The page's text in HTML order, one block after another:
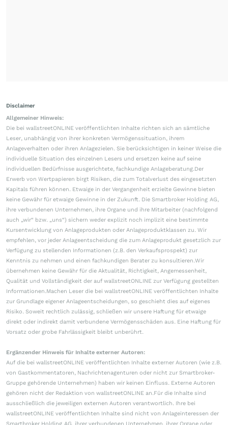
Disclaimer
Allgemeiner Hinweis:
Die bei wallstreetONLINE veröffentlichten Inhalte richten sich an sämtliche
Leser, unabhängig von ihrer konkreten Vermögenssituation, ihrem
Anlageverhalten oder ihren Anlagezielen. Sie berücksichtigen in keiner Weise die
individuelle Situation des einzelnen Lesers und ersetzen keine auf seine
individuellen Bedürfnisse ausgerichtete, fachkundige Anlageberatung.Der
Erwerb von Wertpapieren birgt Risiken, die zum Totalverlust des eingesetzten
Kapitals führen können. Etwaige in der Vergangenheit erzielte Gewinne bieten
keine Gewähr für etwaige Gewinne in der Zukunft. Die Smartbroker Holding AG,
ihre verbundenen Unternehmen, ihre Organe und ihre Mitarbeiter (nachfolgend
auch „wir“ bzw. „uns“) sichern weder explizit noch implizit eine bestimmte
Kursentwicklung von Anlageprodukten oder Anlageproduktklassen zu. Wir
empfehlen, vor jeder Anlageentscheidung die zum Anlageprodukt gesetzlich zur
Verfügung zu stellenden Informationen (z.B. den Verkaufsprospekt) zur
Kenntnis zu nehmen und einen fachkundigen Berater zu konsultieren.Wir
übernehmen keine Gewähr für die Aktualität, Richtigkeit, Angemessenheit,
Qualität und Vollständigkeit der auf wallstreetONLINE zur Verfügung gestellten
Informationen.Machen Leser die bei wallstreetONLINE veröffentlichten Inhalte
zur Grundlage eigener Anlageentscheidungen, so geschieht dies auf eigenes
Risiko. Soweit rechtlich zulässig, schließen wir unsere Haftung für etwaige
direkt oder indirekt damit verbundene Vermögensschäden aus. Eine Haftung für
Vorsatz oder grobe Fahrlässigkeit bleibt unberührt.
Ergänzender Hinweis für Inhalte externer Autoren:
Auf die bei wallstreetONLINE veröffentlichten Inhalte externer Autoren (wie z.B.
von Gastkommentatoren, Nachrichtenagenturen oder nicht zur Smartbroker-
Gruppe gehörende Unternehmen) haben wir keinen Einfluss. Externe Autoren
gehören nicht der Redaktion von wallstreetONLINE an.Für die Inhalte sind
ausschließlich die jeweiligen externen Autoren verantwortlich. Ihre bei
wallstreetONLINE veröffentlichten Inhalte sind nicht von Anlageinteressen der
Smartbroker Holding AG, ihrer verbundenen Unternehmen, ihrer Organe oder